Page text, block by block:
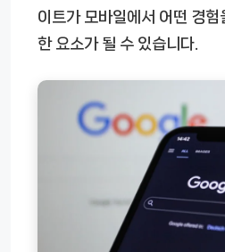
이트가 모바일에서 어떤 경
한 요소가 될 수 있습니다.